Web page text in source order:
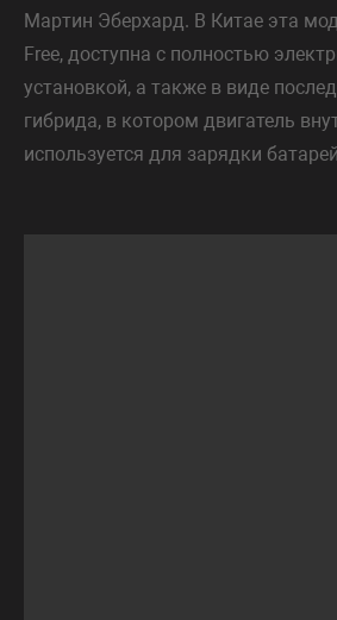
Мартин Эберхард. В Китае эта
Free, доступна с полностью
установкой, а также в виде
гибрида, в котором двигатель
используется для зарядки